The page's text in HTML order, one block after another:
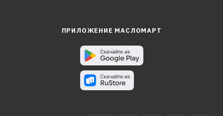
ПРИЛОЖЕНИЕ МАСЛОМАРТ